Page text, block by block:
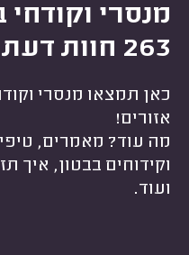
מנסרי וקודחי
263 חוות דעת באתר מידרג
כאן תמצאו מנסרי
אזורים!
מה עוד? מאמרים,
וקידוחים בבטון, איך
ועוד.